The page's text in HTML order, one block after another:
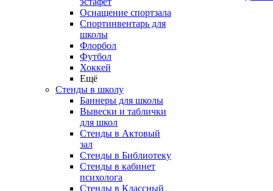
Оснащение спортзала
Спортинвентарь для
школы
Флорбол
Футбол
Хоккей
Ещё
Стенды в школу
Баннеры для школы
Вывески и таблички
для школ
Стенды в Актовый
зал
Стенды в Библиотеку
Стенды в кабинет
психолога
Стенды в Классный